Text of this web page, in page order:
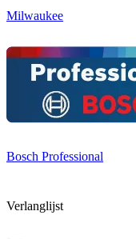
Milwaukee
Bosch Professional
Verlanglijst